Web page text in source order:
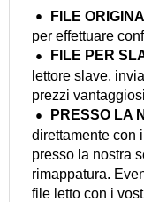
FILE
per effettuare
FILE PER
lettore slave,
prezzi
PRESSO LA
direttamente con
presso la nostra
rimappatura.
file letto con i